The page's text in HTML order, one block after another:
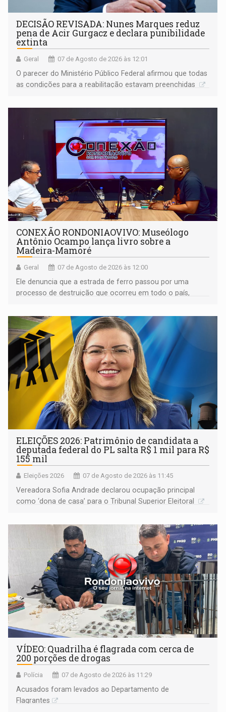
DECISÃO REVISADA: Nunes Marques reduz
pena de Acir Gurgacz e declara punibilidade
extinta
Geral 07 de Agosto de 2026 às 12:01
O parecer do Ministério Público Federal afirmou que todas
as condições para a reabilitação estavam preenchidas
CONEXÃO RONDONIAOVIVO: Museólogo
Antônio Ocampo lança livro sobre a
Madeira-Mamoré
Geral 07 de Agosto de 2026 às 12:00
Ele denuncia que a estrada de ferro passou por uma
processo de destruição que ocorreu em todo o país,
ELEIÇÕES 2026: Patrimônio de candidata a
deputada federal do PL salta R$ 1 mil para R$
155 mil
Eleições 2026 07 de Agosto de 2026 às 11:45
Vereadora Sofia Andrade declarou ocupação principal
como ‘dona de casa’ para o Tribunal Superior Eleitoral
VÍDEO: Quadrilha é flagrada com cerca de
200 porções de drogas
Polícia 07 de Agosto de 2026 às 11:29
Acusados foram levados ao Departamento de
Flagrantes